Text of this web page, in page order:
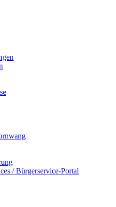
/ Bürgerservice-Portal